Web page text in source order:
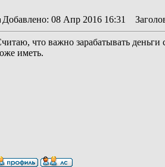
Добавлено: 08 Апр 2016 16:31
что важно зарабатывать
иметь.